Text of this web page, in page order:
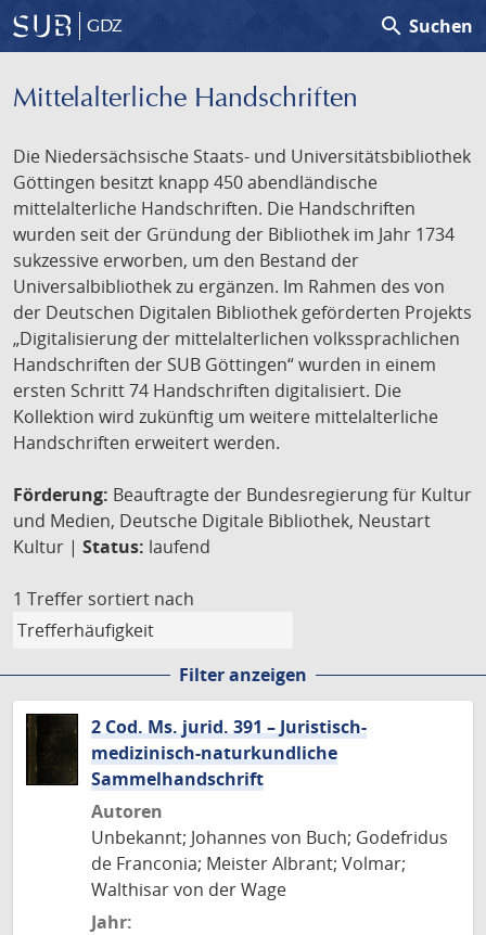
GDZ search Suchen
Mittelalterliche Handschriften
Die Niedersächsische Staats- und Universitätsbibliothek
Göttingen besitzt knapp 450 abendländische
mittelalterliche Handschriften. Die Handschriften
wurden seit der Gründung der Bibliothek im Jahr 1734
sukzessive erworben, um den Bestand der
Universalbibliothek zu ergänzen. Im Rahmen des von
der Deutschen Digitalen Bibliothek geförderten Projekts
„Digitalisierung der mittelalterlichen volkssprachlichen
Handschriften der SUB Göttingen“ wurden in einem
ersten Schritt 74 Handschriften digitalisiert. Die
Kollektion wird zukünftig um weitere mittelalterliche
Handschriften erweitert werden.
Förderung: Beauftragte der Bundesregierung für Kultur
und Medien, Deutsche Digitale Bibliothek, Neustart
Kultur | Status: laufend
1 Treffer sortiert nach
Filter anzeigen
2 Cod. Ms. jurid. 391 – Juristisch-
medizinisch-naturkundliche
Sammelhandschrift
Autoren
Unbekannt; Johannes von Buch; Godefridus
de Franconia; Meister Albrant; Volmar;
Walthisar von der Wage
Jahr: